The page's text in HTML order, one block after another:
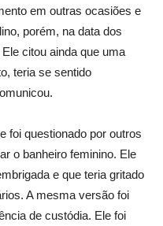
em outras ocasiões e
porém, na data dos
citou ainda que uma
teria se sentido
foi questionado por outros
o banheiro feminino. Ele
e que teria gritado
A mesma versão foi
de custódia. Ele foi